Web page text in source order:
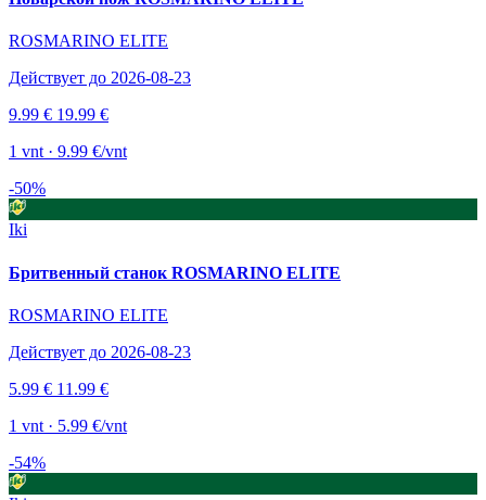
ROSMARINO ELITE
Действует до 2026-08-23
9.99 € 19.99 €
1 vnt · 9.99 €/vnt
-50%
Iki
Бритвенный станок ROSMARINO ELITE
ROSMARINO ELITE
Действует до 2026-08-23
5.99 € 11.99 €
1 vnt · 5.99 €/vnt
-54%